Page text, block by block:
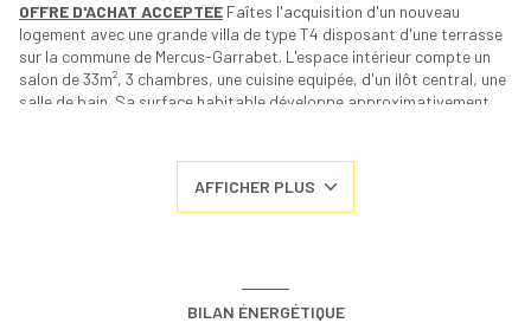
OFFRE D'ACHAT ACCEPTEE Faîtes l'acquisition d'un nouveau
logement avec une grande villa de type T4 disposant d'une terrasse
sur la commune de Mercus-Garrabet. L'espace intérieur compte un
salon de 33m², 3 chambres, une cuisine equipée, d'un ilôt central, une
salle de bain. Sa surface habitable développe approximativement
très grand terrain offre de belles opportunités pour les habitants,
pas de promiscuité. La maison s'accompagne de 2 garages privatifs
pour abriter votre voiture et des abris de jardins . Le prix de mise en
AFFICHER PLUS
BILAN ÉNERGÉTIQUE